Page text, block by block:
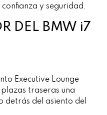
y seguridad.
DEL BMW i7
Executive Lounge
traseras una
detrás del asiento del